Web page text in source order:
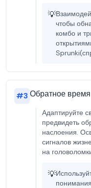
💡
чтобы
комбо и
#3Обратное время
Адаптируйте
предвидеть
наслоения.
сигналов
на
💡